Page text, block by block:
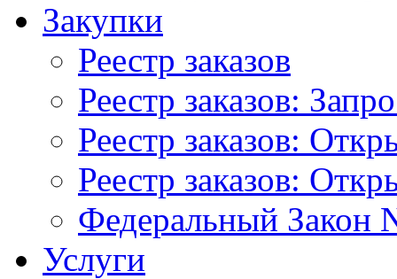
Закупки
Реестр заказов
Реестр заказов:
Реестр заказов:
Реестр заказов:
Федеральный Закон
Услуги